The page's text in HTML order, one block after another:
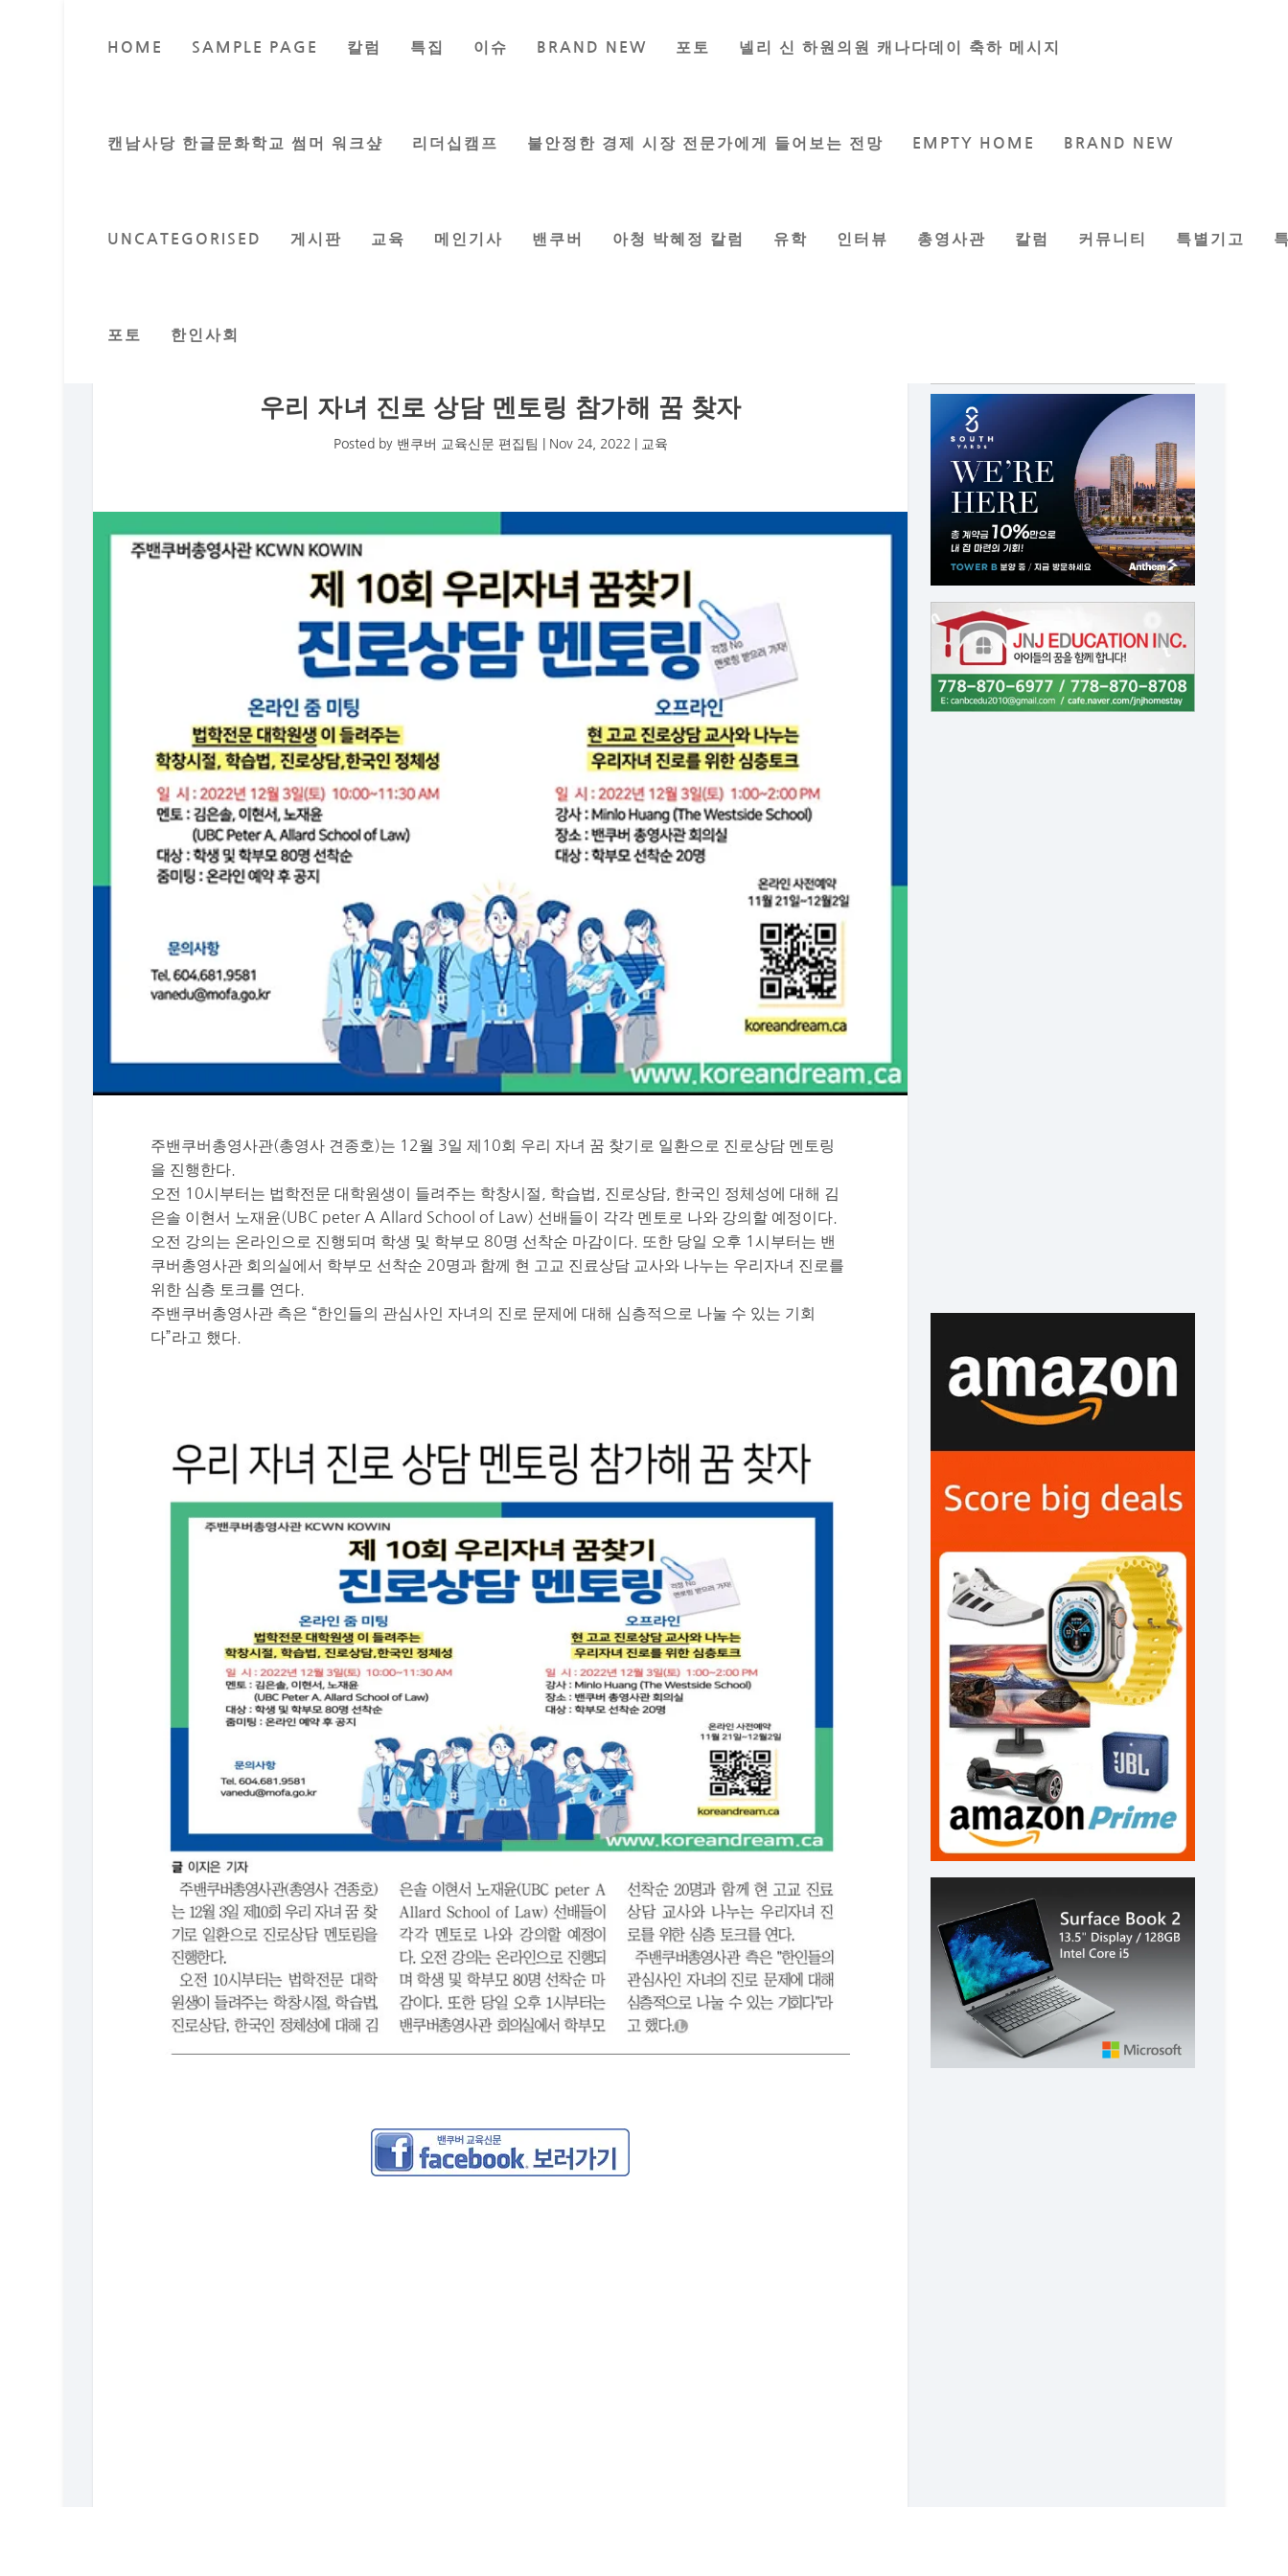
HOME SAMPLE PAGE 칼럼 특집 이슈 BRAND NEW 포토 넬리 신 하원의원 캐나다데이 축하 메시지
캔남사당 한글문화학교 썸머 워크샾 리더십캠프 불안정한 경제 시장 전문가에게 들어보는 전망 EMPTY HOME BRAND NEW
UNCATEGORISED 게시판 교육 메인기사 밴쿠버 아청 박혜정 칼럼 유학 인터뷰 총영사관 칼럼 커뮤니티 특별기고
포토 한인사회
우리 자녀 진로 상담 멘토링 참가해 꿈 찾자
Posted by 밴쿠버 교육신문 편집팀 Nov 24, 2022 교육
주밴쿠버총영사관(총영사 견종호)는 12월 3일 제10회 우리 자녀 꿈 찾기로 일환으로 진로상담 멘토링
을 진행한다.
오전 10시부터는 법학전문 대학원생이 들려주는 학창시절, 학습법, 진로상담, 한국인 정체성에 대해 김
은솔 이현서 노재윤(UBC peter A Allard School of Law) 선배들이 각각 멘토로 나와 강의할 예정이다.
오전 강의는 온라인으로 진행되며 학생 및 학부모 80명 선착순 마감이다. 또한 당일 오후 1시부터는 밴
쿠버총영사관 회의실에서 학부모 선착순 20명과 함께 현 고교 진료상담 교사와 나누는 우리자녀 진로를
위한 심층 토크를 연다.
주밴쿠버총영사관 측은 “한인들의 관심사인 자녀의 진로 문제에 대해 심층적으로 나눌 수 있는 기회
다”라고 했다.